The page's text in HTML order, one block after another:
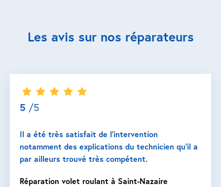
Les avis sur nos réparateurs
5 /5
Il a été très satisfait de l’intervention
notamment des explications du technicien qu’il a
par ailleurs trouvé très compétent.
Réparation volet roulant à Saint-Nazaire